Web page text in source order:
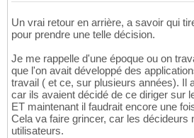
Un vrai retour en arrière, a savoir qui
pour prendre une telle décision.
Je me rappelle d'une époque ou on
que l'on avait développé des
travail ( et ce, sur plusieurs années). Il
car ils avaient décidé de ce diriger sur
ET maintenant il faudrait encore une
Cela va faire grincer, car les décideurs
utilisateurs.